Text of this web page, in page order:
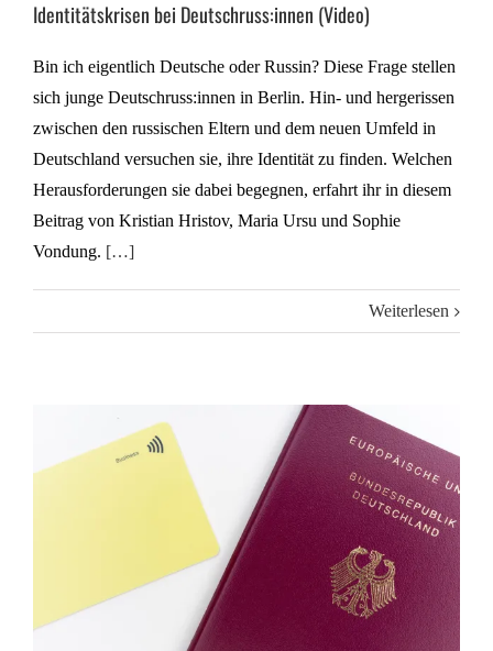
Identitätskrisen bei Deutschruss:innen (Video)
Bin ich eigentlich Deutsche oder Russin? Diese Frage stellen
sich junge Deutschruss:innen in Berlin. Hin- und hergerissen
zwischen den russischen Eltern und dem neuen Umfeld in
Deutschland versuchen sie, ihre Identität zu finden. Welchen
Herausforderungen sie dabei begegnen, erfahrt ihr in diesem
Beitrag von Kristian Hristov, Maria Ursu und Sophie
Vondung. […]
Weiterlesen